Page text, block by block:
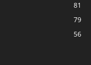
81
79
56